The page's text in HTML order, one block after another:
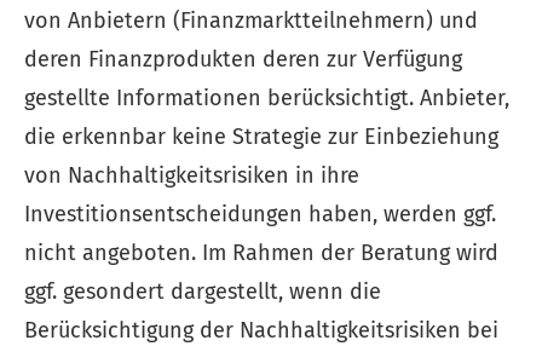
von Anbietern (Finanzmarktteilnehmern) und
deren Finanzprodukten deren zur Verfügung
gestellte Informationen berücksichtigt. Anbieter,
die erkennbar keine Strategie zur Einbeziehung
von Nachhaltigkeitsrisiken in ihre
Investitionsentscheidungen haben, werden ggf.
nicht angeboten. Im Rahmen der Beratung wird
ggf. gesondert dargestellt, wenn die
Berücksichtigung der Nachhaltigkeitsrisiken bei